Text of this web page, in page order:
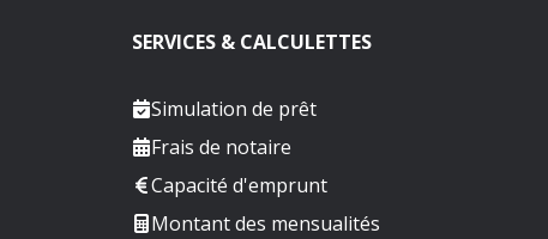
SERVICES & CALCULETTES
Simulation de prêt
Frais de notaire
Capacité d'emprunt
Montant des mensualités